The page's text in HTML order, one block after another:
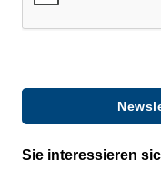
Sie interessieren